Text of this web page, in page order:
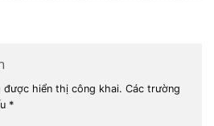
được hiển thị công khai. Các trường
*